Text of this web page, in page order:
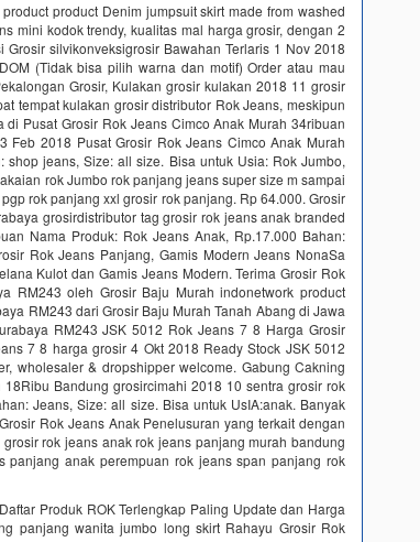
product Denim jumpsuit skirt made from washed
mini kodok trendy, kualitas mal harga grosir, dengan 2
silvikonveksigrosir Bawahan Terlaris 1 Nov 2018
(Tidak bisa pilih warna dan motif) Order atau mau
Grosir, Kulakan grosir kulakan 2018 11 grosir
tempat kulakan grosir distributor Rok Jeans, meskipun
Pusat Grosir Rok Jeans Cimco Anak Murah 34ribuan
Feb 2018 Pusat Grosir Rok Jeans Cimco Anak Murah
jeans, Size: all size. Bisa untuk Usia: Rok Jumbo,
rok Jumbo rok panjang jeans super size m sampai
rok panjang xxl grosir rok panjang. Rp 64.000. Grosir
grosirdistributor tag grosir rok jeans anak branded
Nama Produk: Rok Jeans Anak, Rp.17.000 Bahan:
Rok Jeans Panjang, Gamis Modern Jeans NonaSa
Kulot dan Gamis Jeans Modern. Terima Grosir Rok
RM243 oleh Grosir Baju Murah indonetwork product
RM243 dari Grosir Baju Murah Tanah Abang di Jawa
RM243 JSK 5012 Rok Jeans 7 8 Harga Grosir
7 8 harga grosir 4 Okt 2018 Ready Stock JSK 5012
wholesaler & dropshipper welcome. Gabung Cakning
Bandung grosircimahi 2018 10 sentra grosir rok
Jeans, Size: all size. Bisa untuk UsIA:anak. Banyak
Rok Jeans Anak Penelusuran yang terkait dengan
rok jeans anak rok jeans panjang murah bandung
anak perempuan rok jeans span panjang rok
Produk ROK Terlengkap Paling Update dan Harga
panjang wanita jumbo long skirt Rahayu Grosir Rok